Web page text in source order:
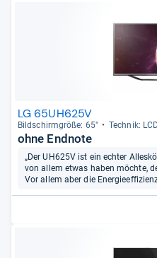
LG 65UH625V
Bild­schirm­größe: 65" Tech­nik:
ohne Endnote
„Der UH625V ist ein echter
von allem etwas haben möchte,
Vor allem aber die